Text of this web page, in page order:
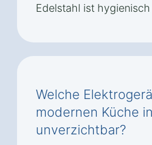
Edelstahl ist
Welche
modernen Küche
unverzichtbar?